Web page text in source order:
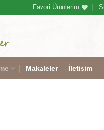
Favori Ürünlerim
Makaleler İletişim